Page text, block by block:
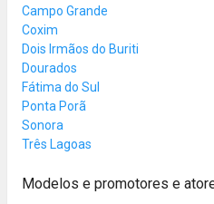
Campo Grande
Coxim
Dois Irmãos do Buriti
Dourados
Fátima do Sul
Ponta Porã
Sonora
Três Lagoas
Modelos e promotores e